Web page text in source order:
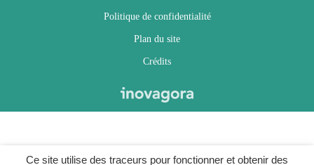
Ce site utilise des traceurs pour fonctionner et obtenir des
Politique de confidentialité
Plan du site
Crédits